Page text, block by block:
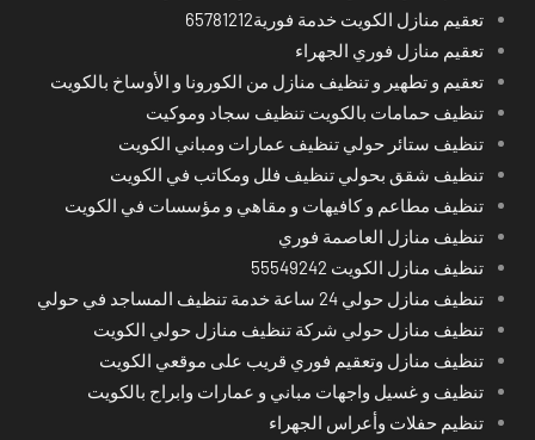
تعقيم منازل الكويت خدمة فورية65781212
تعقيم منازل فوري الجهراء
تعقيم و تطهير و تنظيف منازل من الكورونا و الأوساخ بالكويت
تنظيف حمامات بالكويت تنظيف سجاد وموكيت
تنظيف ستائر حولي تنظيف عمارات ومباني الكويت
تنظيف شقق بحولي تنظيف فلل ومكاتب في الكويت
تنظيف مطاعم و كافيهات و مقاهي و مؤسسات في الكويت
تنظيف منازل العاصمة فوري
تنظيف منازل الكويت 55549242
تنظيف منازل حولي 24 ساعة خدمة تنظيف المساجد في حولي
تنظيف منازل حولي شركة تنظيف منازل حولي الكويت
تنظيف منازل وتعقيم فوري قريب على موقعي الكويت
تنظيف و غسيل واجهات مباني و عمارات وابراج بالكويت
تنظيم حفلات وأعراس الجهراء